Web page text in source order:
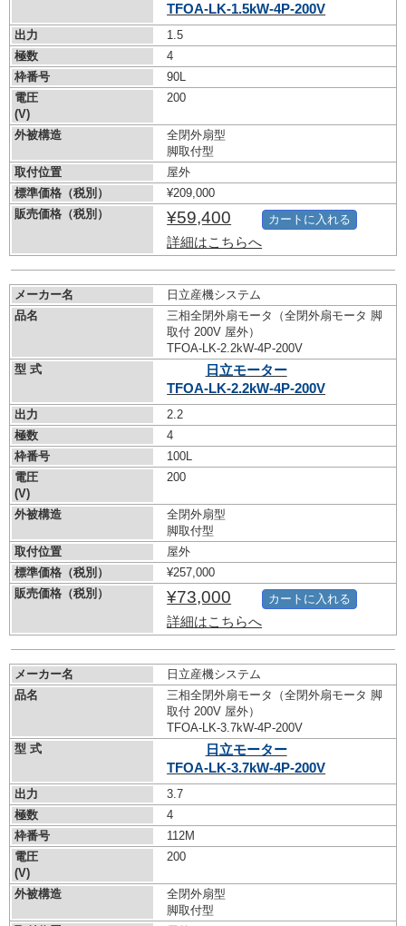
TFOA-LK-1.5kW-4P-200V
出力
1.5
極数
4
枠番号
90L
電圧
(V)
200
外被構造
全閉外扇型
脚取付型
取付位置
屋外
標準価格（税別）
¥209,000
販売価格（税別）
¥59,400
詳細はこちらへ
カートに入れる
メーカー名
日立産機システム
品名
三相全閉外扇モータ（全閉外扇モータ 脚
取付 200V 屋外）
TFOA-LK-2.2kW-4P-200V
型 式
日立モーター
TFOA-LK-2.2kW-4P-200V
出力
2.2
極数
4
枠番号
100L
電圧
(V)
200
外被構造
全閉外扇型
脚取付型
取付位置
屋外
標準価格（税別）
¥257,000
販売価格（税別）
¥73,000
詳細はこちらへ
カートに入れる
メーカー名
日立産機システム
品名
三相全閉外扇モータ（全閉外扇モータ 脚
取付 200V 屋外）
TFOA-LK-3.7kW-4P-200V
型 式
日立モーター
TFOA-LK-3.7kW-4P-200V
出力
3.7
極数
4
枠番号
112M
電圧
(V)
200
外被構造
全閉外扇型
脚取付型